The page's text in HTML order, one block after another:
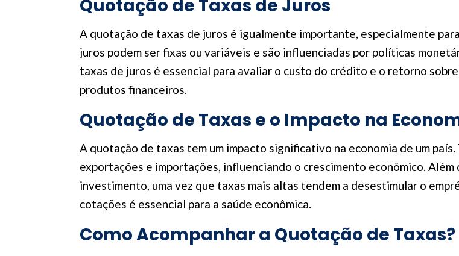
Quotação de Taxas de Juros
A quotação de taxas de juros é igualmente importante, especialmente
juros podem ser fixas ou variáveis e são influenciadas por políticas
taxas de juros é essencial para avaliar o custo do crédito e o retorno
produtos financeiros.
Quotação de Taxas e o Impacto na
A quotação de taxas tem um impacto significativo na economia de um
exportações e importações, influenciando o crescimento econômico.
investimento, uma vez que taxas mais altas tendem a desestimular o
cotações é essencial para a saúde econômica.
Como Acompanhar a Quotação de Taxas?